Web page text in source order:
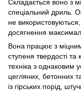
Складається воно з
спеціальний дриль.
не
досягнення
Вона працює з
ступеня твердості та
техніка з однаковим
цегляних, бетонних
із гірських порід,